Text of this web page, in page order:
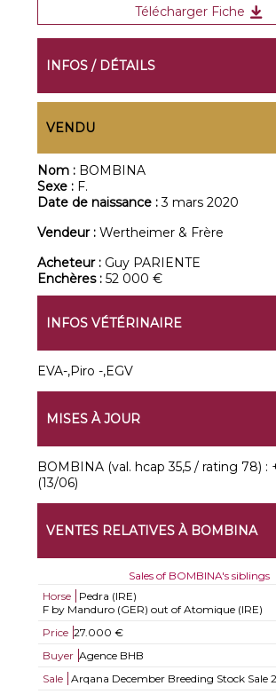
Télécharger Fiche
INFOS / DÉTAILS
VENDU
Nom : BOMBINA
Sexe : F.
Date de naissance :3 mars 2020
Vendeur :Wertheimer & Frère
Acheteur : Guy PARIENTE
Enchères :52 000 €
INFOS VÉTÉRINAIRE
EVA-,Piro -,EGV
MISES À JOUR
BOMBINA (val. hcap 35,5 / rating 78) :
(13/06)
VENTES RELATIVES À BOMBINA
Sales of BOMBINA's siblings
Horse
Pedra (IRE)
F by Manduro (GER) out of Atomique (IRE)
Price 27.000 €
Buyer Agence BHB
Sale
Arqana December Breeding Stock Sale